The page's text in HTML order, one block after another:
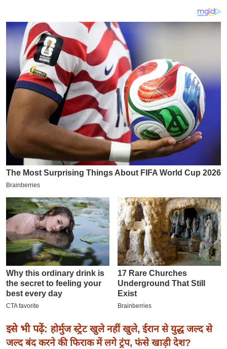
L
2
2
6
क्रा
पे
प
र
मि
सा
ल
बे
मि
सा
ल
श
ख्सि
य
इसे भी पढ़ें: होर्मुज स्ट्रेट खुले नहीं खुले, ईरान से युद्ध जल्द से
जल्द बंद करने की फिराक में लगे ट्रंप, फंसे खाड़ी देश?